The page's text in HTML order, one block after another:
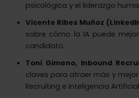
psicológica y el liderazgo
Vicente Ribes Muñoz
sobre cómo la IA puede
candidato.
Toni Gimeno, Inbound
claves para atraer más y
Recruiting e Inteligencia